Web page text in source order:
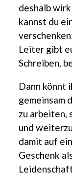
deshalb
kannst du
Leiter gibt
Schreiben,
Dann könnt
gemeinsam
zu arbeiten,
und
damit auf
Geschenk